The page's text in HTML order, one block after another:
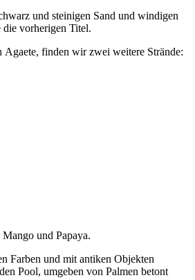
und steinigen Sand und windigen
die vorherigen Titel.
Agaete, finden wir zwei weitere Strände:
und Papaya.
Farben und mit antiken Objekten
Pool, umgeben von Palmen betont